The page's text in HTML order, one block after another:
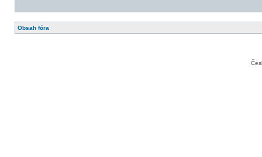
Obsah fóra